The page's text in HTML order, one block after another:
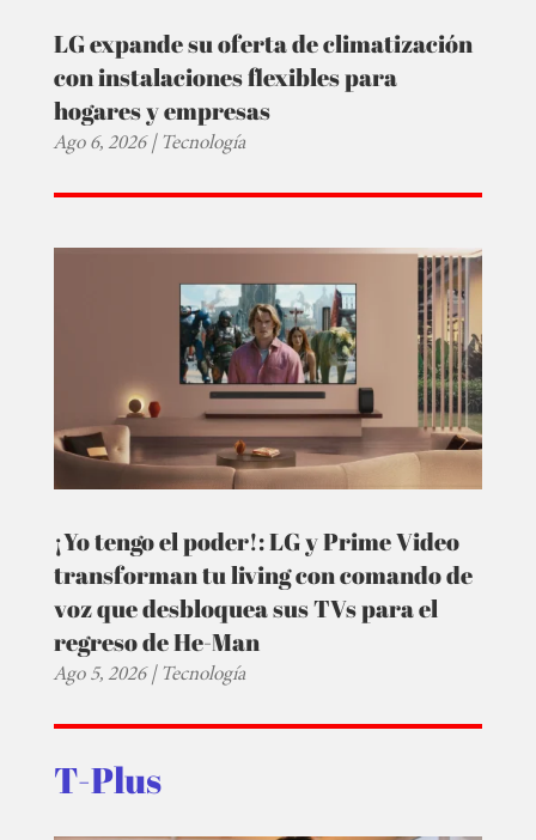
LG expande su oferta de climatización
con instalaciones flexibles para
hogares y empresas
Ago 6, 2026|Tecnología
¡Yo tengo el poder!: LG y Prime Video
transforman tu living con comando de
voz que desbloquea sus TVs para el
regreso de He-Man
Ago 5, 2026|Tecnología
T-Plus